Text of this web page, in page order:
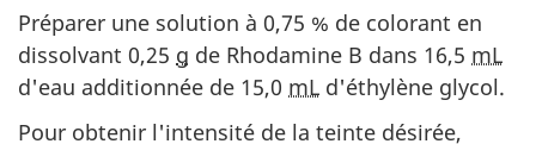
Préparer une solution à 0,75 % de colorant en
dissolvant 0,25 g de Rhodamine B dans 16,5 mL
d'eau additionnée de 15,0 mL d'éthylène glycol.
Pour obtenir l'intensité de la teinte désirée,